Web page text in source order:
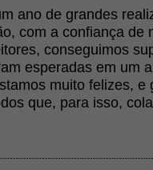
ano de grandes
com a confiança de
conseguimos
esperadas em um
muito felizes, e
que, para isso,